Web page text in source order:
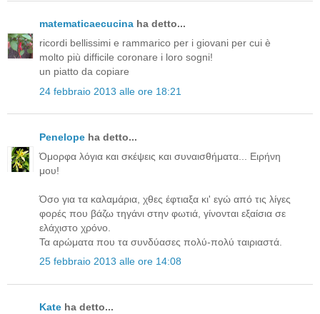
matematicaecucina ha detto...
ricordi bellissimi e rammarico per i giovani per cui è
molto più difficile coronare i loro sogni!
un piatto da copiare
24 febbraio 2013 alle ore 18:21
Penelope ha detto...
Όμορφα λόγια και σκέψεις και συναισθήματα... Ειρήνη
μου!
Όσο για τα καλαμάρια, χθες έφτιαξα κι' εγώ από τις λίγες
φορές που βάζω τηγάνι στην φωτιά, γίνονται εξαίσια σε
ελάχιστο χρόνο.
Τα αρώματα που τα συνδύασες πολύ-πολύ ταιριαστά.
25 febbraio 2013 alle ore 14:08
Kate ha detto...